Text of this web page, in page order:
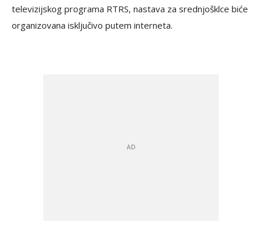
televizijskog programa RTRS, nastava za srednjošklce biće
organizovana isključivo putem interneta.